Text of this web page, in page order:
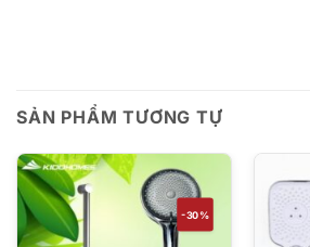
SẢN PHẨM TƯƠNG TỰ
-30%